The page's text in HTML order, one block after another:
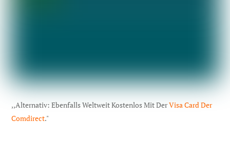
,,Alternativ: Ebenfalls Weltweit Kostenlos Mit DerVisa Card Der
Comdirect."